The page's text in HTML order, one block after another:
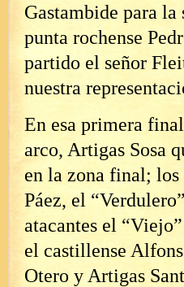
Gastambide para
punta rochense
partido el señor
nuestra
En esa primera
arco, Artigas Sosa
en la zona final;
Páez, el
atacantes el
el castillense
Otero y Artigas